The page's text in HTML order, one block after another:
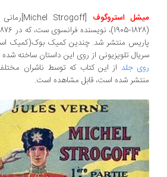
میشل استروگوف [
Michel Strogoff
]
پاریس منتشر شد. چندین کمیک بوک(کمیک
سریال تلویزیونی از روی این داستان ساخته شده
روی جلد از این کتاب که توسط ناشران
منتشر شده است، قابل مشاهده است.